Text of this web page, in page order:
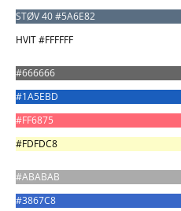
STØV 40 #5A6E82
HVIT #FFFFFF
#666666
#1A5EBD
#FF6875
#FDFDC8
#ABABAB
#3867C8